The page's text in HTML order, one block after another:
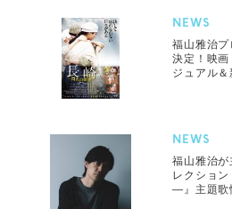
NEWS
福⼭雅治
決定！映
ジュアル
NEWS
福山雅治が
レクショ
―』主題歌